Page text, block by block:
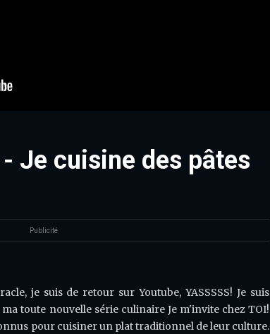
Je cuisine des pâtes
Publicité
je suis de retour sur Youtube, YASSSSS! Je suis
toute nouvelle série culinaire Je m'invite chez TOI!
pour cuisiner un plat traditionnel de leur culture.